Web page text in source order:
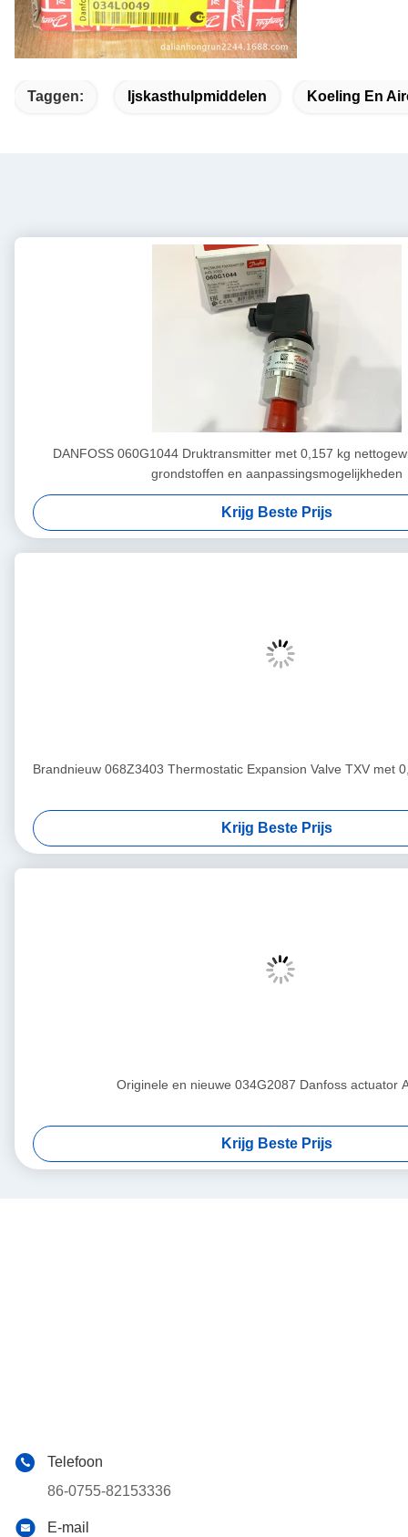
Taggen: Ijskasthulpmiddelen Koeling En
DANFOSS 060G1044 Druktransmitter met 0,157 kg
grondstoffen en aanpassingsmogelijkheden
Krijg Beste Prijs
Brandnieuw 068Z3403 Thermostatic Expansion Valve TXV met
Krijg Beste Prijs
Originele en nieuwe 034G2087 Danfoss actuator
Krijg Beste Prijs
Telefoon
86-0755-82153336
E-mail